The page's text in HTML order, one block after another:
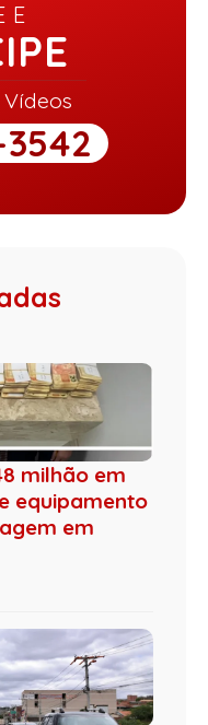
E
Vídeos
milhão em
equipamento
em